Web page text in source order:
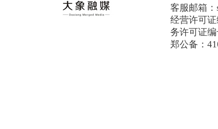
客服邮箱：
经营许可
务许可证
郑公备：